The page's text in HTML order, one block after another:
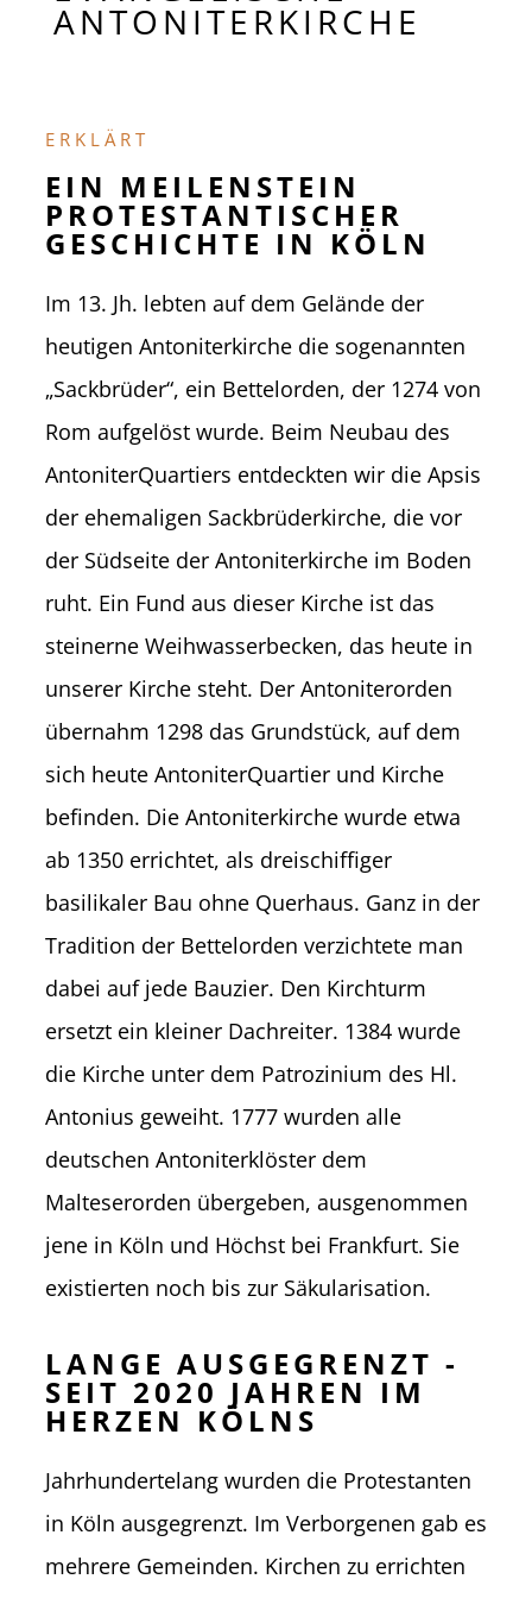
ANTONITERKIRCHE
ERKLÄRT
EIN MEILENSTEIN
PROTESTANTISCHER
GESCHICHTE IN KÖLN
Im 13. Jh. lebten auf dem Ge­lände der
heutigen Antoniterkirche die sogenannten
„Sackbrüder“, ein Bettelorden, der 1274 von
Rom aufgelöst wurde. Beim Neubau des
AntoniterQuartiers entdeckten wir die Apsis
der ehemaligen Sackbrüderkirche, die vor
der Südseite der Antoniterkirche im Boden
ruht. Ein Fund aus dieser Kirche ist das
steinerne Weihwasserbecken, das heute in
unserer Kirche steht. Der Antoniterorden
übernahm 1298 das Grundstück, auf dem
sich heute AntoniterQuartier und Kirche
befinden. Die Antoniterkirche wurde etwa
ab 1350 errichtet, als dreischiffiger
basilikaler Bau ohne Querhaus. Ganz in der
Tradition der Bettelorden verzichtete man
dabei auf jede Bauzier. Den Kirchturm
ersetzt ein kleiner Dachreiter. 1384 wurde
die Kirche unter dem Patrozinium des Hl.
Antonius geweiht. 1777 wurden alle
deutschen Antoniterklöster dem
Malteserorden übergeben, ausgenommen
jene in Köln und Höchst bei Frankfurt. Sie
existierten noch bis zur Säkularisation.
LANGE AUSGEGRENZT -
SEIT 2020 JAHREN IM
HERZEN KÖLNS
Jahrhundertelang wurden die Protestanten
in Köln ausgegrenzt. Im Verborgenen gab es
mehrere Gemeinden. Kirchen zu errichten